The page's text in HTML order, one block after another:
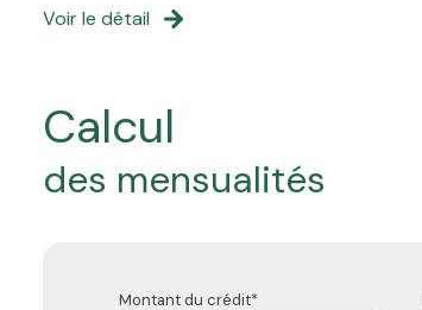
Voir le détail
calcul
des mensualités
Montant du crédit*